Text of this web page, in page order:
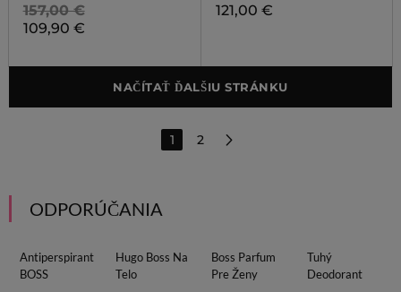
157,00 €
109,90 €
121,00 €
NAČÍTAŤ ĎALŠIU STRÁNKU
1 2
ODPORÚČANIA
Antiperspirant
BOSS
Hugo Boss Na
Telo
Boss Parfum
Pre Ženy
Tuhý
Deodorant